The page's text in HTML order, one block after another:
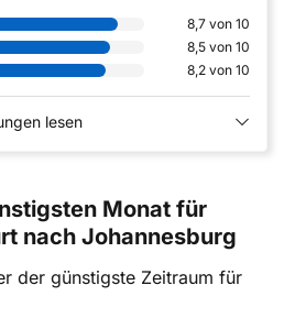
8,7 von 10
8,5 von 10
8,2 von 10
lesen
Monat für
nach Johannesburg
der günstigste Zeitraum für